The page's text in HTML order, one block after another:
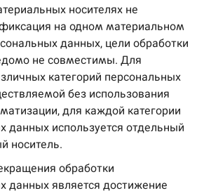
носителях не
на одном материальном
данных, цели обработки
не совместимы. Для
категорий персональных
без использования
для каждой категории
данных используется отдельный
носитель.
обработки
данных является достижение